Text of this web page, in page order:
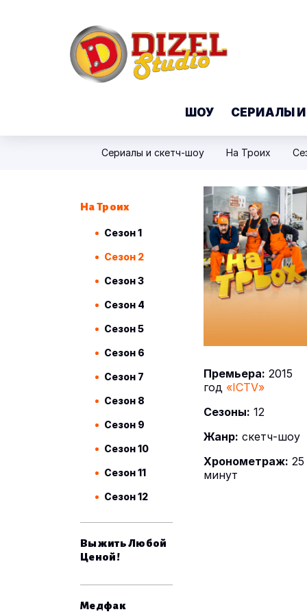
ШОУ СЕРИАЛЫ
Сериалы и скетч-шоу На Троих
На Троих
Сезон 1
Сезон 2
Сезон 3
Сезон 4
Сезон 5
Сезон 6
Сезон 7
Сезон 8
Сезон 9
Сезон 10
Сезон 11
Сезон 12
Выжить Любой
Ценой!
Медфак
Премьера: 2015
год «ICTV»
Сезоны: 12
Жанр: скетч-шоу
Хронометраж: 25
минут